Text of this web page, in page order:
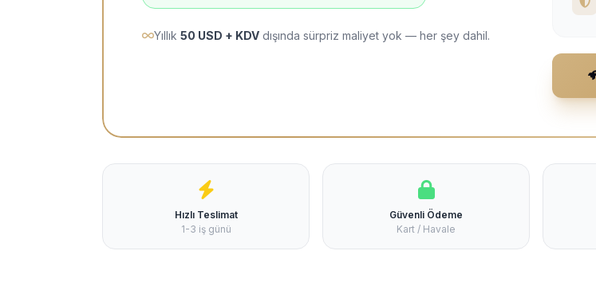
Yıllık 50 USD + KDV dışında sürpriz maliyet yok — her şey dahil.
Hızlı Teslimat
1-3 iş günü
Güvenli Ödeme
Kart / Havale